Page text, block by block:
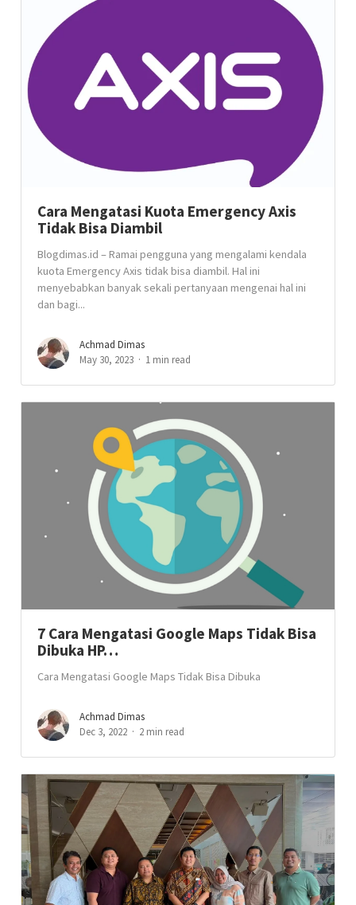
Cara Mengatasi Kuota Emergency Axis
Tidak Bisa Diambil
Blogdimas.id – Ramai pengguna yang mengalami kendala
kuota Emergency Axis tidak bisa diambil. Hal ini
menyebabkan banyak sekali pertanyaan mengenai hal ini
dan bagi...
Achmad Dimas
May 30, 2023
1 min read
7 Cara Mengatasi Google Maps Tidak Bisa
Dibuka HP…
Cara Mengatasi Google Maps Tidak Bisa Dibuka
Achmad Dimas
Dec 3, 2022
2 min read